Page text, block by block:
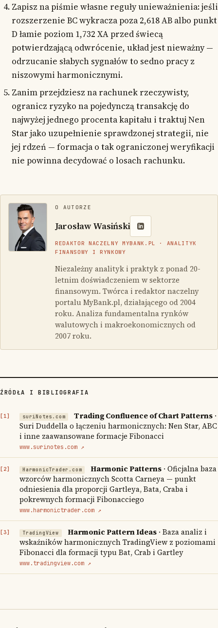
Zapisz na piśmie własne reguły unieważnienia: jeśli
rozszerzenie BC wykracza poza 2,618 AB albo punkt
D łamie poziom 1,732 XA przed świecą
potwierdzającą odwrócenie, układ jest nieważny —
odrzucanie słabych sygnałów to sedno pracy z
niszowymi harmonicznymi.
Zanim przejdziesz na rachunek rzeczywisty,
ogranicz ryzyko na pojedynczą transakcję do
najwyżej jednego procenta kapitału i traktuj Nen
Star jako uzupełnienie sprawdzonej strategii, nie
jej rdzeń — formacja o tak ograniczonej weryfikacji
nie powinna decydować o losach rachunku.
O AUTORZE
Jarosław Wasiński
REDAKTOR NACZELNY MYBANK.PL · ANALITYK
FINANSOWY I RYNKOWY
Niezależny analityk i praktyk z ponad 20-
letnim doświadczeniem w sektorze
finansowym. Twórca i redaktor naczelny
portalu MyBank.pl, działającego od 2004
roku. Analiza fundamentalna rynków
walutowych i makroekonomicznych od
2007 roku.
ŹRÓDŁA I BIBLIOGRAFIA
suriNotes.com Trading Confluence of Chart Patterns ·
Suri Duddella o łączeniu harmonicznych: Nen Star, ABC
i inne zaawansowane formacje Fibonacci
www.surinotes.com ↗
HarmonicTrader.com Harmonic Patterns · Oficjalna baza
wzorców harmonicznych Scotta Carneya — punkt
odniesienia dla proporcji Gartleya, Bata, Craba i
pokrewnych formacji Fibonacciego
www.harmonictrader.com ↗
TradingView Harmonic Pattern Ideas· Baza analiz i
wskaźników harmonicznych TradingView z poziomami
Fibonacci dla formacji typu Bat, Crab i Gartley
www.tradingview.com ↗